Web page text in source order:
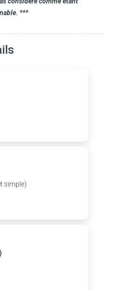
***
simple)